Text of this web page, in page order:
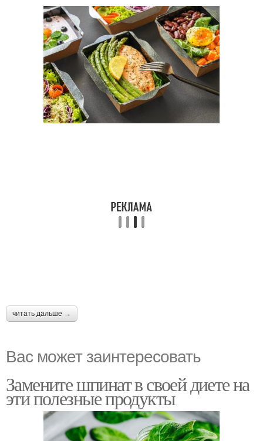
читать дальше →
Вас может заинтересовать
Замените шпинат в своей диете на
эти полезные продукты